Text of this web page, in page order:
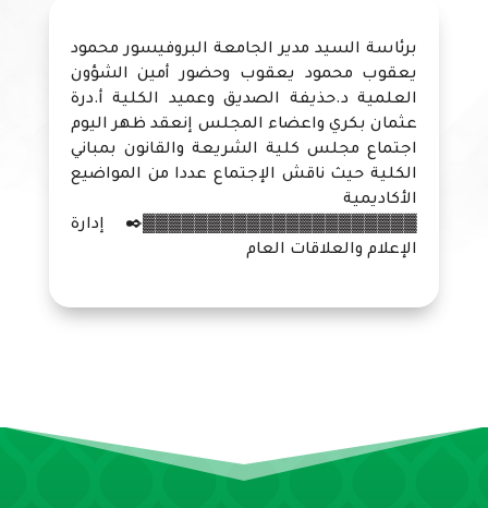
برئاسة السيد مدير الجامعة البروفيسور محمود
يعقوب محمود يعقوب وحضور أمين الشؤون
العلمية د.حذيفة الصديق وعميد الكلية أ.درة
عثمان بكري واعضاء المجلس إنعقد ظهر اليوم
اجتماع مجلس كلية الشريعة والقانون بمباني
الكلية حيث ناقش الإجتماع عددا من المواضيع
الأكاديمية
▓▓▓▓▓▓▓▓▓▓▓▓▓▓▓▓▓▓▓▓▓✒️ إدارة
الإعلام والعلاقات العام